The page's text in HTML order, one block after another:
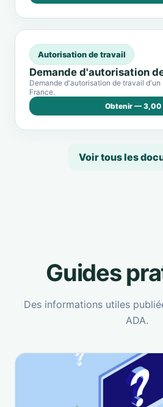
Autorisation de travail
Demande d'autorisation
Demande d'autorisation de travail d'un
France.
Obtenir — 3,00
Voir tous les
Guides
Des informations utiles
ADA.